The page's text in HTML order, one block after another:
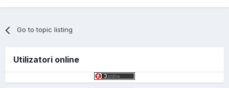
Go to topic listing
Utilizatori online